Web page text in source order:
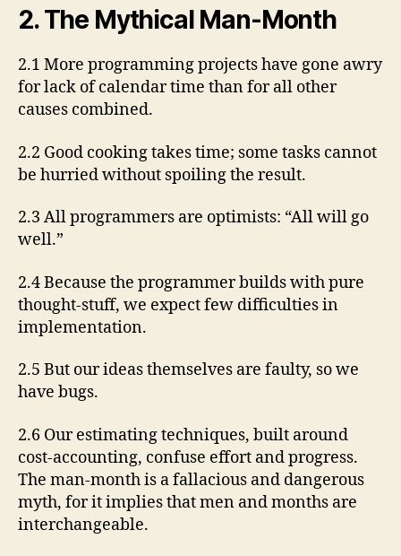
2. The Mythical Man-Month
2.1 More programming projects have gone awry
for lack of calendar time than for all other
causes combined.
2.2 Good cooking takes time; some tasks cannot
be hurried without spoiling the result.
2.3 All programmers are optimists: “All will go
well.”
2.4 Because the programmer builds with pure
thought-stuff, we expect few difficulties in
implementation.
2.5 But our ideas themselves are faulty, so we
have bugs.
2.6 Our estimating techniques, built around
cost-accounting, confuse effort and progress.
The man-month is a fallacious and dangerous
myth, for it implies that men and months are
interchangeable.